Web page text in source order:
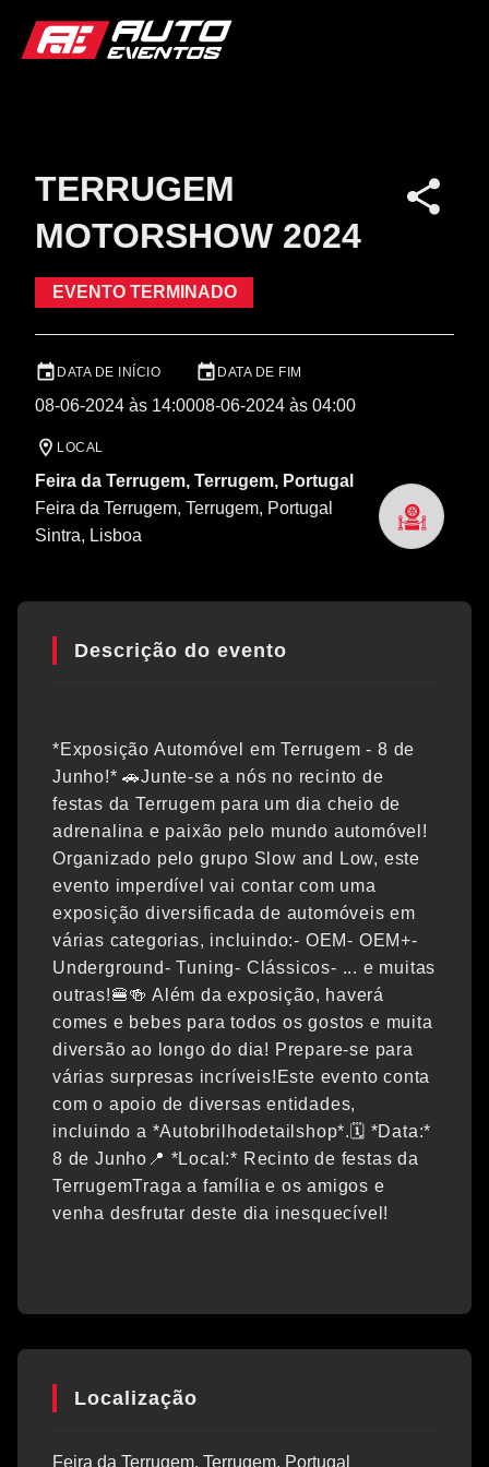
TERRUGEM
MOTORSHOW 2024
EVENTO TERMINADO
DATA DE INÍCIO
08-06-2024 às 14:00
DATA DE FIM
08-06-2024 às 04:00
LOCAL
Feira da Terrugem, Terrugem, Portugal
Feira da Terrugem, Terrugem, Portugal
Sintra, Lisboa
Descrição do evento
*Exposição Automóvel em Terrugem - 8 de
Junho!* 🚗Junte-se a nós no recinto de
festas da Terrugem para um dia cheio de
adrenalina e paixão pelo mundo automóvel!
Organizado pelo grupo Slow and Low, este
evento imperdível vai contar com uma
exposição diversificada de automóveis em
várias categorias, incluindo:- OEM- OEM+-
Underground- Tuning- Clássicos- ... e muitas
outras!🍔🍻 Além da exposição, haverá
comes e bebes para todos os gostos e muita
diversão ao longo do dia! Prepare-se para
várias surpresas incríveis!Este evento conta
com o apoio de diversas entidades,
incluindo a *Autobrilhodetailshop*.🗓️ *Data:*
8 de Junho📍 *Local:* Recinto de festas da
TerrugemTraga a família e os amigos e
venha desfrutar deste dia inesquecível!
Localização
Feira da Terrugem, Terrugem, Portugal